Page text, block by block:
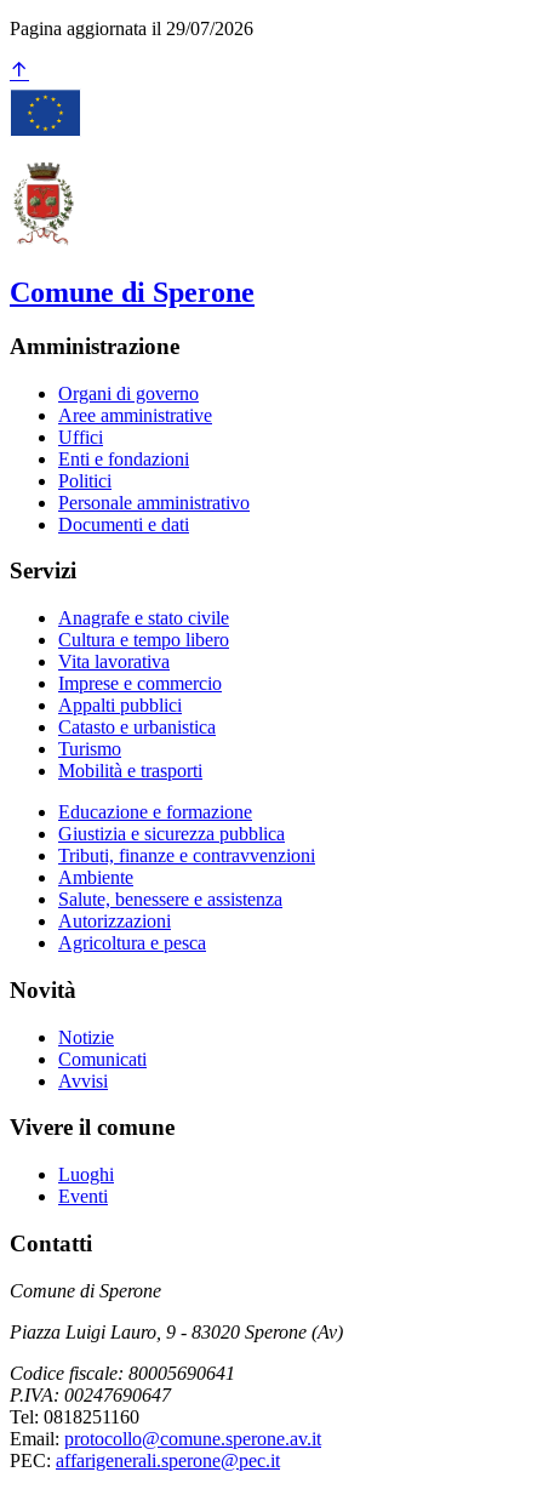
Pagina aggiornata il 29/07/2026
Comune di Sperone
Amministrazione
Organi di governo
Aree amministrative
Uffici
Enti e fondazioni
Politici
Personale amministrativo
Documenti e dati
Servizi
Anagrafe e stato civile
Cultura e tempo libero
Vita lavorativa
Imprese e commercio
Appalti pubblici
Catasto e urbanistica
Turismo
Mobilità e trasporti
Educazione e formazione
Giustizia e sicurezza pubblica
Tributi, finanze e contravvenzioni
Ambiente
Salute, benessere e assistenza
Autorizzazioni
Agricoltura e pesca
Novità
Notizie
Comunicati
Avvisi
Vivere il comune
Luoghi
Eventi
Contatti
Comune di Sperone
Piazza Luigi Lauro, 9 - 83020 Sperone (Av)
Codice fiscale: 80005690641
P.IVA: 00247690647
Tel: 0818251160
Email: protocollo@comune.sperone.av.it
PEC: affarigenerali.sperone@pec.it